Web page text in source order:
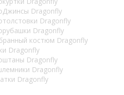
Dragonfly
Dragonfly
Dragonfly
костюм Dragonfly
Dragonfly
Dragonfly
Dragonfly
Dragonfly